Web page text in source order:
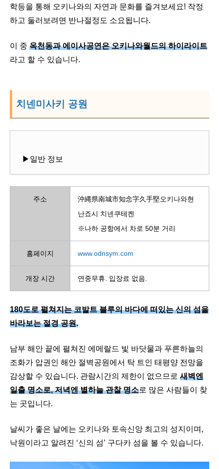
학등을 통해 오키나와의 자연과 문화를 즐겨보세요! 작정
하고 둘러보려면 반나절정도 소요됩니다.
이 중 옥천동과 에이사공연은 오키나와월드의 하이라이트
라고 할 수 있습니다.
치넨미사키 공원
▶일반 정보
주소
沖縄県南城市知念字久手堅오키나와현
난죠시 치넨쿠테켄
※나하 공항에서 차로 50분 거리
홈페이지 www.odnsym.com
개장 시간 연중무휴. 입장료 없음.
180도로 펼쳐지는 코발트 블루의 바다에 떠있는 신의 섬을
바라보는 절경 공원.
남부 해안 끝에 펼쳐진 에메랄드 빛 바닷물과 푸른하늘의
조화가 압권인 해안 절벽공원에서 탁 트인 태평양 전망을
감상할 수 있습니다. 관람시간의 제한이 없으므로 새벽엔
일출 명소로, 저녁엔 별하늘 관찰 명소로 많은 사람들이 찾
는 곳입니다.
날씨가 좋은 날에는 오키나와 토속신앙 최고의 성지이며,
낙원이라고 알려진 ‘신의 섬’ 구다카 섬을 볼 수 있습니다.